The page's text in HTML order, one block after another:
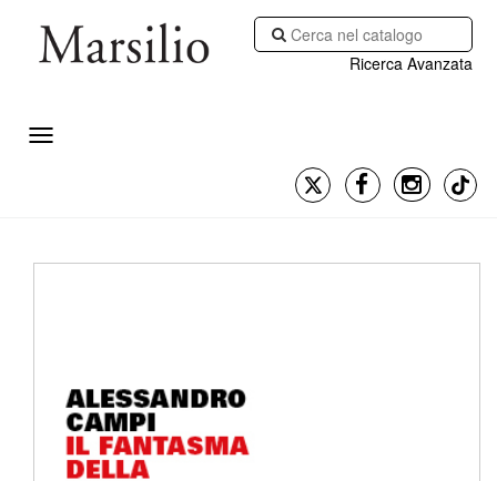
Ricerca Avanzata